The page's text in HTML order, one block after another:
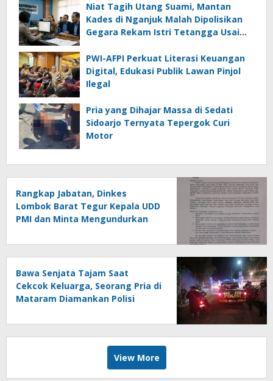
Niat Tagih Utang Suami, Mantan
Kades di Nganjuk Malah Dipolisikan
Gegara Rekam Istri Tetangga Usai
PWI-AFPI Perkuat Literasi Keuangan
Digital, Edukasi Publik Lawan Pinjol
Ilegal
Pria yang Dihajar Massa di Sedati
Sidoarjo Ternyata Tepergok Curi
Motor
Rangkap Jabatan, Dinkes
Lombok Barat Tegur Kepala UDD
PMI dan Minta Mengundurkan
Bawa Senjata Tajam Saat
Cekcok Keluarga, Seorang Pria di
Mataram Diamankan Polisi
View More